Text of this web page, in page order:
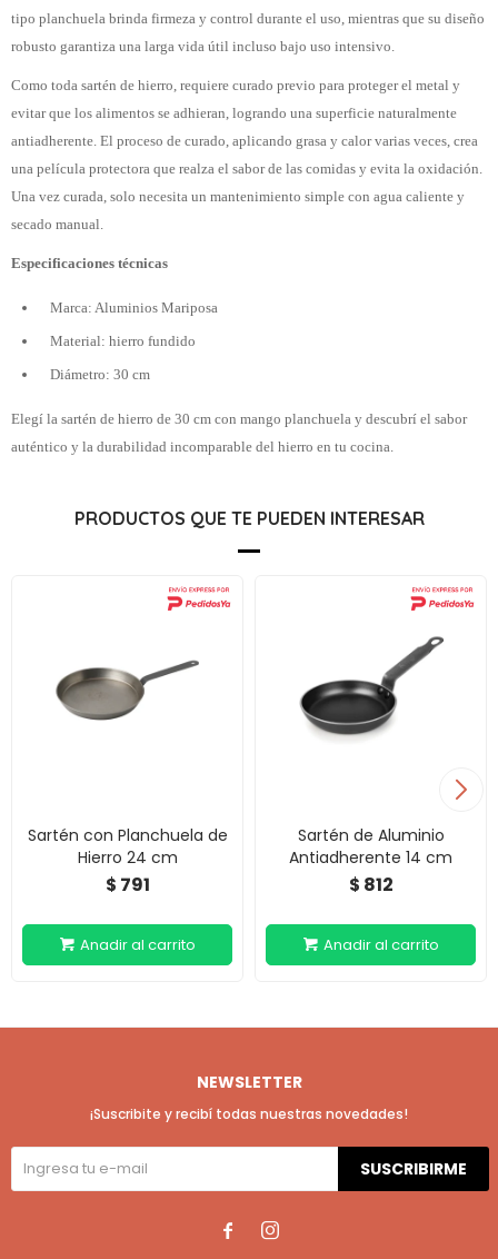
tipo planchuela brinda firmeza y control durante el uso, mientras que su diseño
robusto garantiza una larga vida útil incluso bajo uso intensivo.
Como toda sartén de hierro, requiere curado previo para proteger el metal y
evitar que los alimentos se adhieran, logrando una superficie naturalmente
antiadherente. El proceso de curado, aplicando grasa y calor varias veces, crea
una película protectora que realza el sabor de las comidas y evita la oxidación.
Una vez curada, solo necesita un mantenimiento simple con agua caliente y
secado manual.
Especificaciones técnicas
Marca: Aluminios Mariposa
Material: hierro fundido
Diámetro: 30 cm
Elegí la sartén de hierro de 30 cm con mango planchuela y descubrí el sabor
auténtico y la durabilidad incomparable del hierro en tu cocina.
PRODUCTOS QUE TE PUEDEN INTERESAR
Sartén con Planchuela de
Hierro 24 cm
$ 791
Sartén de Aluminio
Antiadherente 14 cm
$ 812
NEWSLETTER
¡Suscribite y recibí todas nuestras novedades!
SUSCRIBIRME
 